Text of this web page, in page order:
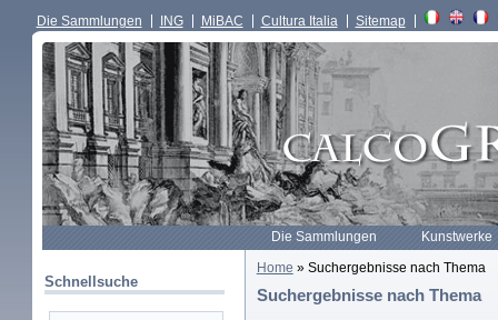
Die Sammlungen ING MiBAC Cultura Italia Sitemap
Die Sammlungen Kunstwerke
Schnellsuche
Home » Suchergebnisse nach Thema
Suchergebnisse nach Thema